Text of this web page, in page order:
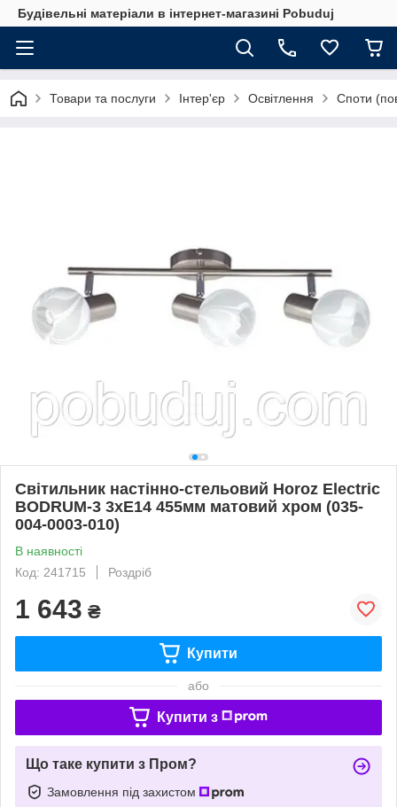
Будівельні матеріали в інтернет-магазині Pobuduj
Товари та послуги Інтер'єр Освітлення Споти
Світильник настінно-стельовий Horoz Electric
BODRUM-3 3xE14 455мм матовий хром (035-
004-0003-010)
В наявності
Код: 241715
Роздріб
1 643 ₴
Купити
або
Купити з
Що таке купити з Пром?
Замовлення під захистом